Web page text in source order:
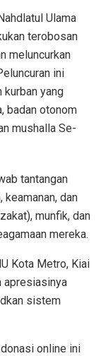
Ulama
terobosan
meluncurkan
ini
yang
badan otonom
mushalla Se-
tantangan
dan
munfik, dan
mereka.
Kota Metro, Kiai
apresiasinya
sistem
online ini